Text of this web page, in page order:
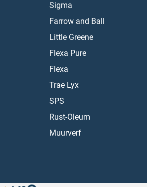
Sigma
Farrow and Ball
Little Greene
Flexa Pure
Flexa
Trae Lyx
SPS
Rust-Oleum
Muurverf